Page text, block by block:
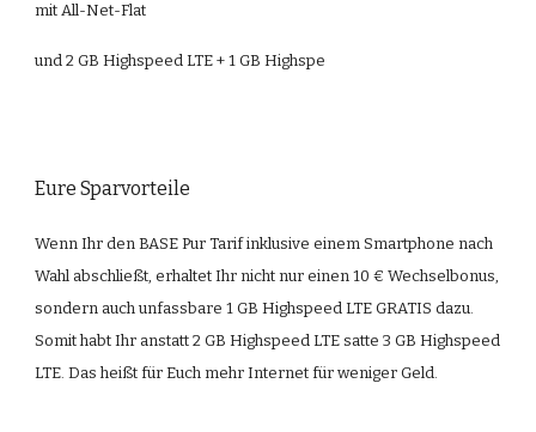
mit All-Net-Flat
und 2 GB Highspeed LTE + 1 GB Highspe
Eure Sparvorteile
Wenn Ihr den BASE Pur Tarif inklusive einem Smartphone nach
Wahl abschließt, erhaltet Ihr nicht nur einen 10 € Wechselbonus,
sondern auch unfassbare 1 GB Highspeed LTE GRATIS dazu.
Somit habt Ihr anstatt 2 GB Highspeed LTE satte 3 GB Highspeed
LTE. Das heißt für Euch mehr Internet für weniger Geld.